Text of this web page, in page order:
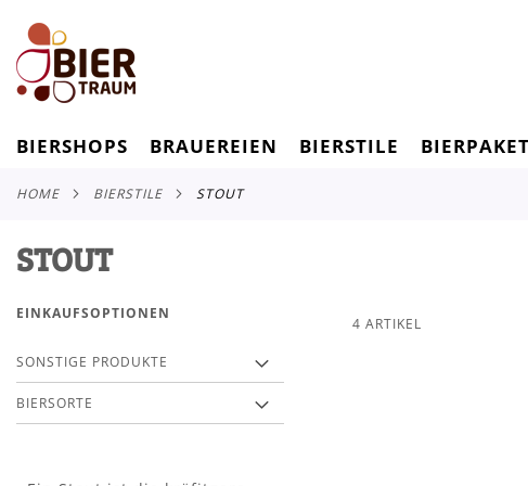
BIERSHOPS BRAUEREIEN BIERSTILE
HOME BIERSTILE STOUT
STOUT
4 ARTIKEL
EINKAUFSOPTIONEN
SONSTIGE PRODUKTE
BIERSORTE